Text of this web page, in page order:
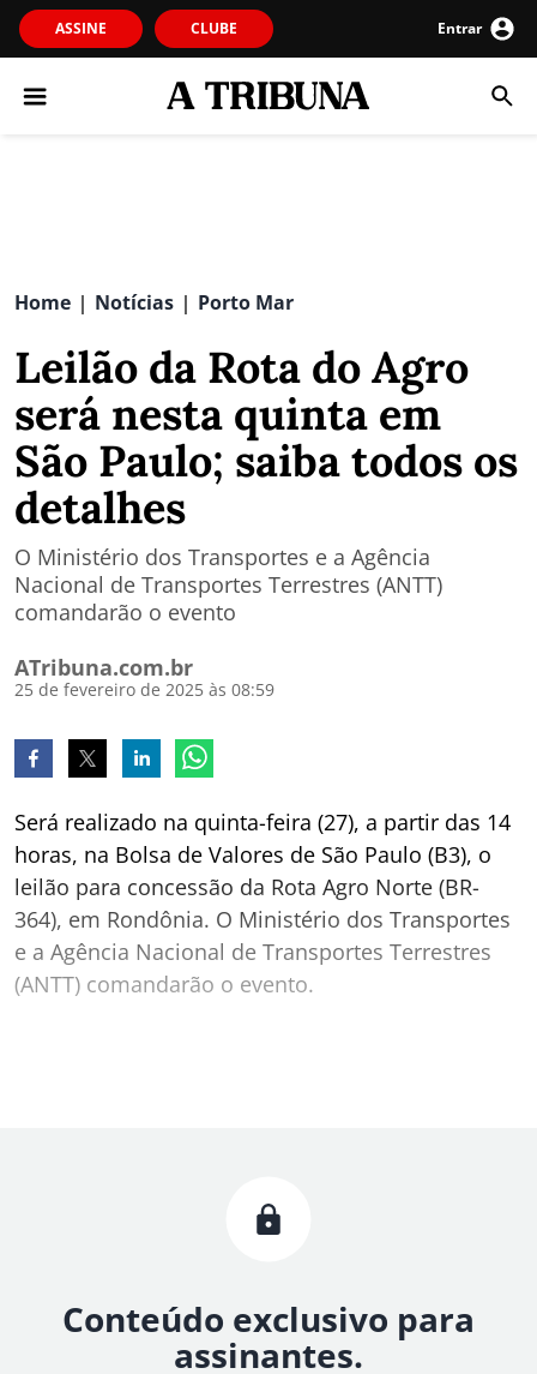
ASSINE CLUBE Entrar
Home | Notícias | Porto Mar
Leilão da Rota do Agro
será nesta quinta em
São Paulo; saiba todos os
detalhes
O Ministério dos Transportes e a Agência
Nacional de Transportes Terrestres (ANTT)
comandarão o evento
ATribuna.com.br
25 de fevereiro de 2025 às 08:59
Será realizado na quinta-feira (27), a partir das 14
horas, na Bolsa de Valores de São Paulo (B3), o
leilão para concessão da Rota Agro Norte (BR-
364), em Rondônia. O Ministério dos Transportes
e a Agência Nacional de Transportes Terrestres
(ANTT) comandarão o evento.
Conteúdo exclusivo para
assinantes.